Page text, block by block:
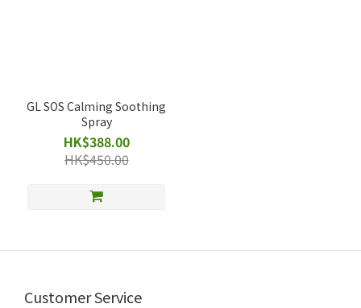
GL SOS Calming Soothing
Spray
HK$388.00
HK$450.00
Customer Service